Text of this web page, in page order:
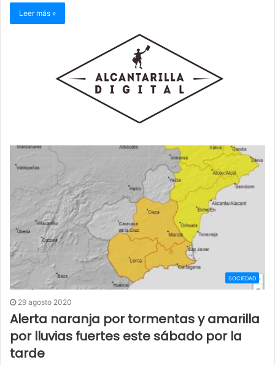
Leer más »
SOCIEDAD
29 agosto 2020
Alerta naranja por tormentas y amarilla
por lluvias fuertes este sábado por la
tarde